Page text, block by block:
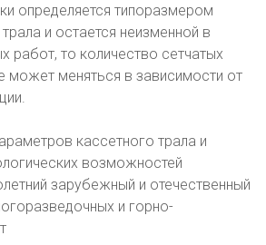
определяется типоразмером
и остается неизменной в
работ, то количество сетчатых
может меняться в зависимости от
кассетного трала и
возможностей
зарубежный и отечественный
и горно-